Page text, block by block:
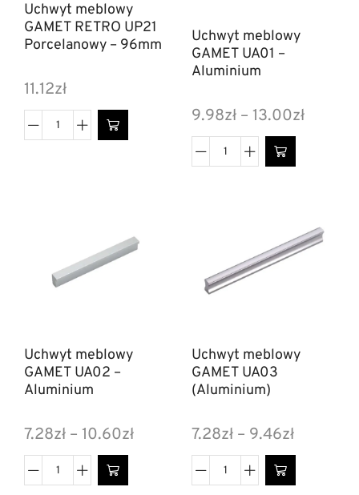
Uchwyt meblowy
GAMET RETRO UP21
Porcelanowy – 96mm
11.12zł
Uchwyt meblowy
GAMET UA01 –
Aluminium
9.98zł – 13.00zł
Uchwyt meblowy
GAMET UA02 –
Aluminium
7.28zł – 10.60zł
Uchwyt meblowy
GAMET UA03
(Aluminium)
7.28zł – 9.46zł